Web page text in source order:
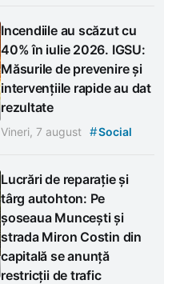
Incendiile au scăzut cu
40% în iulie 2026. IGSU:
Măsurile de prevenire și
intervențiile rapide au dat
rezultate
Vineri, 7 august #Social
Lucrări de reparație și
târg autohton: Pe
șoseaua Muncești și
strada Miron Costin din
capitală se anunță
restricții de trafic